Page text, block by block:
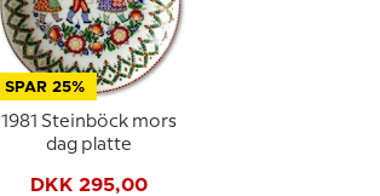
SPAR 25%
1981 Steinböck mors
dag platte
DKK 295,00